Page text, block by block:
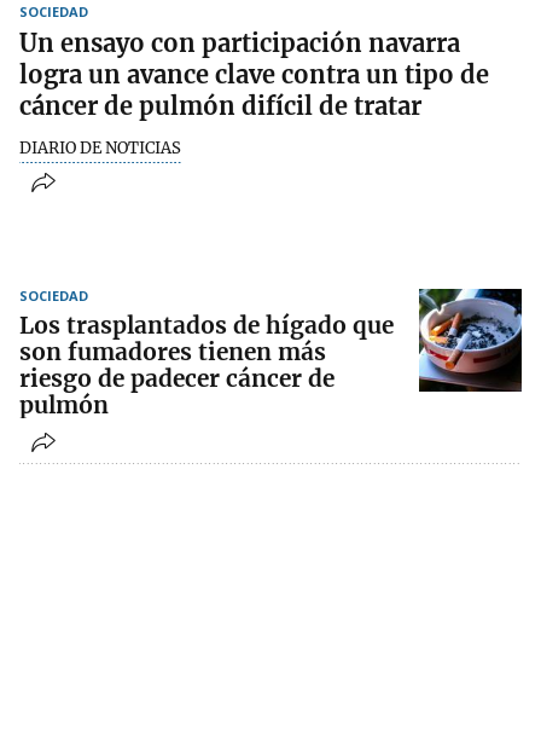
SOCIEDAD
Un ensayo con participación navarra
logra un avance clave contra un tipo de
cáncer de pulmón difícil de tratar
DIARIO DE NOTICIAS
SOCIEDAD
Los trasplantados de hígado que
son fumadores tienen más
riesgo de padecer cáncer de
pulmón